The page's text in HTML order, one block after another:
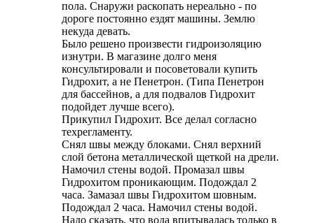
пола. Снаружи раскопать нереально - по
дороге постоянно ездят машины. Землю
некуда девать.
Было решено произвести гидроизоляцию
изнутри. В магазине долго меня
консультировали и посоветовали купить
Гидрохит, а не Пенетрон. (Типа Пенетрон
для бассейнов, а для подвалов Гидрохит
подойдет лучше всего).
Прикупил Гидрохит. Все делал согласно
техрегламенту.
Снял швы между блоками. Снял верхний
слой бетона металлической щеткой на дрели.
Намочил стены водой. Промазал швы
Гидрохитом проникающим. Подождал 2
часа. Замазал швы Гидрохитом шовным.
Подождал 2 часа. Намочил стены водой.
Надо сказать, что вода впитывалась только в